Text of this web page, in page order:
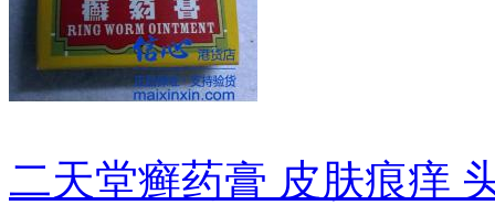
二天堂癣药膏 皮肤痕痒